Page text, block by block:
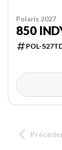
Polaris 2027
850
POL-